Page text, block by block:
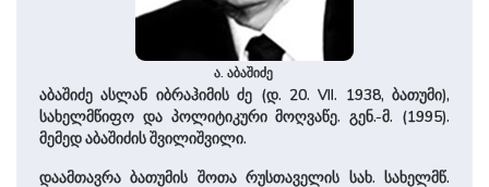
ა. აბაშიძე
აბაშიძე ასლან იბრაჰიმის ძე (დ. 20. VII. 1938, ბათუმი),
სახელმწიფო და პოლიტიკური მოღვაწე. გენ.-მ. (1995).
მემედ აბაშიძის შვილიშვილი.
დაამთავრა ბათუმის შოთა რუსთაველის სახ. სახელმწ.